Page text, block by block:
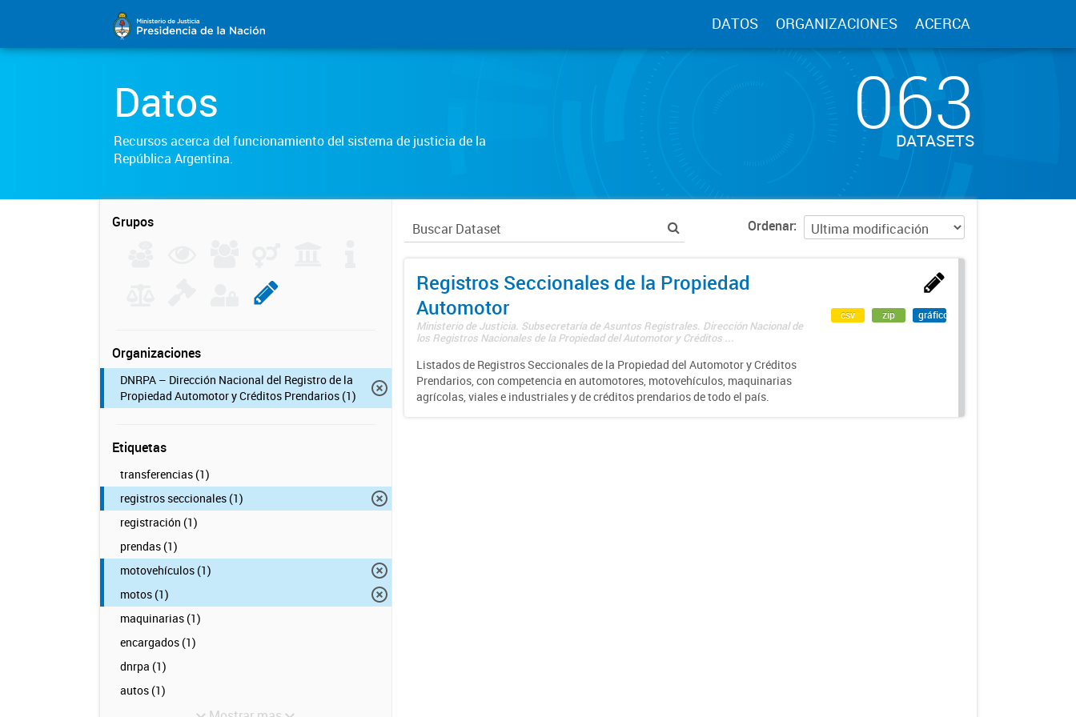
DATOS ORGANIZACIONES ACERCA
Datos
Recursos acerca del funcionamiento del sistema de justicia de la
República Argentina.
063
DATASETS
Grupos
Organizaciones
DNRPA – Dirección Nacional del Registro de la
Propiedad Automotor y Créditos Prendarios (1)
Etiquetas
transferencias (1)
registros seccionales (1)
registración (1)
prendas (1)
motovehículos (1)
motos (1)
maquinarias (1)
encargados (1)
dnrpa (1)
autos (1)
Ordenar
Registros Seccionales de la Propiedad
Automotor
Ministerio de Justicia. Subsecretaría de Asuntos Registrales. Dirección Nacional de
los Registros Nacionales de la Propiedad del Automotor y Créditos ...
Listados de Registros Seccionales de la Propiedad del Automotor y Créditos
Prendarios, con competencia en automotores, motovehículos, maquinarias
agrícolas, viales e industriales y de créditos prendarios de todo el país.
csv zip gráfico